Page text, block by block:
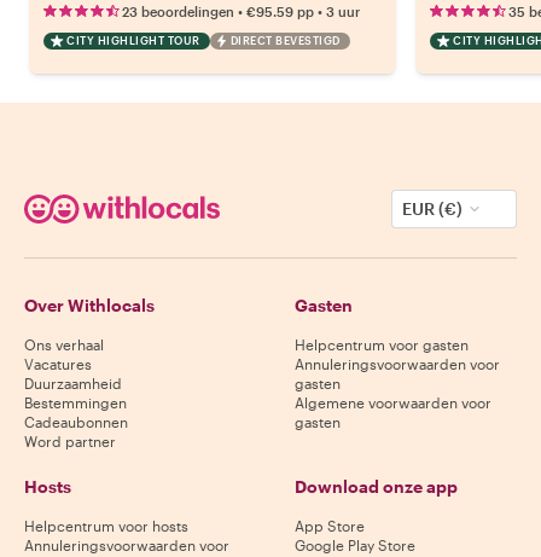
23 beoordelingen • €95.59 pp • 3 uur
CITY HIGHLIGHT TOUR DIRECT BEVESTIGD
35
CITY
EUR (€)
Over Withlocals
Ons verhaal
Vacatures
Duurzaamheid
Bestemmingen
Cadeaubonnen
Word partner
Gasten
Helpcentrum voor gasten
Annuleringsvoorwaarden voor
gasten
Algemene voorwaarden voor
gasten
Hosts
Helpcentrum voor hosts
Annuleringsvoorwaarden voor
Download onze app
App Store
Google Play Store